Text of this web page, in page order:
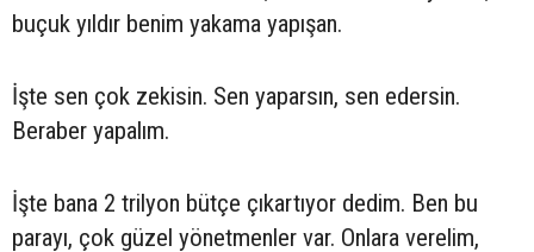
buçuk yıldır benim yakama yapışan.
İşte sen çok zekisin. Sen yaparsın, sen edersin.
Beraber yapalım.
İşte bana 2 trilyon bütçe çıkartıyor dedim. Ben bu
parayı, çok güzel yönetmenler var. Onlara verelim,